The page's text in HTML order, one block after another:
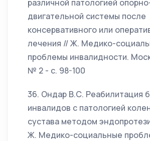
различной патологией
двигательной системы после
консервативного или
лечения // Ж. Медико-
проблемы инвалидности.
№ 2 - с. 98-100
36. Ондар В.С. Реабилитация
инвалидов с патологией
сустава методом
Ж. Медико-социальные